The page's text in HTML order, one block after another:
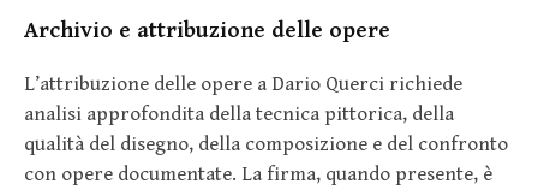
Archivio e attribuzione delle opere
L’attribuzione delle opere a Dario Querci richiede
analisi approfondita della tecnica pittorica, della
qualità del disegno, della composizione e del confronto
con opere documentate. La firma, quando presente, è